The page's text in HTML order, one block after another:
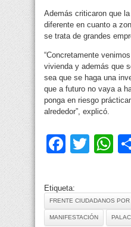
Además criticaron que
diferente en cuanto a
se trata de grandes
“Concretamente
vivienda y además que
sea que se haga una
que a futuro no vaya a
ponga en riesgo
alrededor”, explicó.
Etiqueta:
FRENTE CIUDADANOS
MANIFESTACIÓN